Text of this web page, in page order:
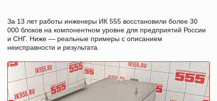
За 13 лет работы инженеры ИК 555 восстановили более 30
000 блоков на компонентном уровне для предприятий России
и СНГ. Ниже — реальные примеры с описанием
неисправности и результата.